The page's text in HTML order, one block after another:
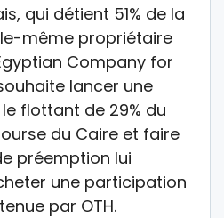
qui détient 51% de la
même propriétaire
Company for
lancer une
flottant de 29% du
du Caire et faire
préemption lui
une participation
par OTH.